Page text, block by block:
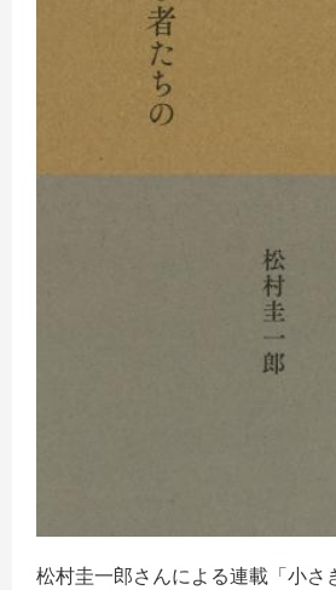
松村圭一郎さんによる連載「小さ